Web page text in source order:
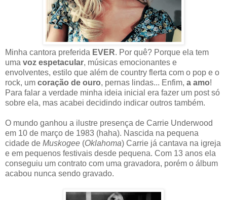
Minha cantora preferida EVER. Por quê? Porque ela tem
uma voz espetacular, músicas emocionantes e
envolventes, estilo que além de country flerta com o pop e o
rock, um coração de ouro, pernas lindas... Enfim, a amo!
Para falar a verdade minha ideia inicial era fazer um post só
sobre ela, mas acabei decidindo indicar outros também.
O mundo ganhou a ilustre presença de Carrie Underwood
em 10 de março de 1983 (haha). Nascida na pequena
cidade de Muskogee (Oklahoma) Carrie já cantava na igreja
e em pequenos festivais desde pequena. Com 13 anos ela
conseguiu um contrato com uma gravadora, porém o álbum
acabou nunca sendo gravado.